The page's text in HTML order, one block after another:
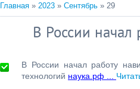
Главная » 2023 » Сентябрь » 29
В России начал
В России начал работу
технологий наука.рф